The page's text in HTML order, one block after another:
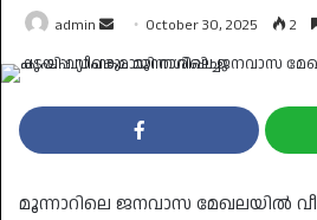
admin
Send October 30, 2025 2
മൂന്നാറിലെ ജനവാസ മേഖലയിൽ